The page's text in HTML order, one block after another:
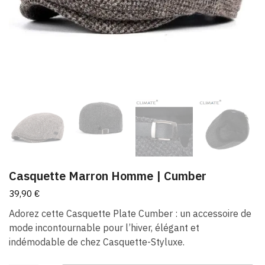
Casquette Marron Homme | Cumber
39,90 €
Adorez cette Casquette Plate Cumber : un accessoire de
mode incontournable pour l’hiver, élégant et
indémodable de chez Casquette-Styluxe.